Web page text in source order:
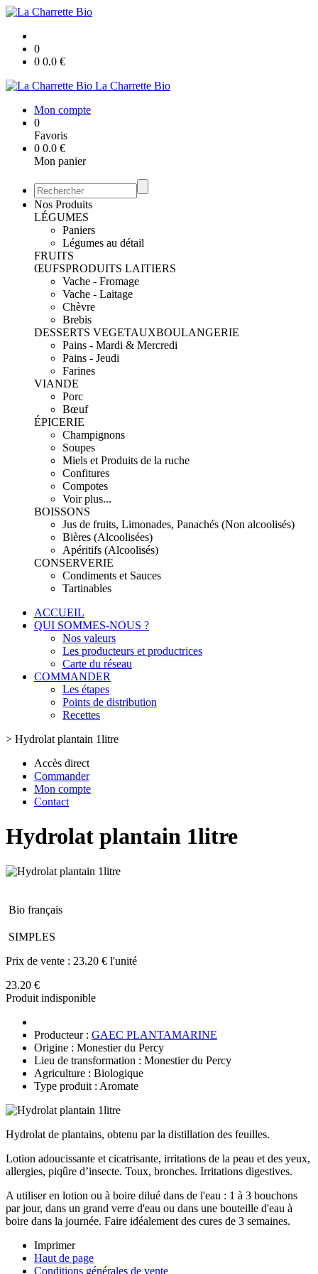
0
0 0.0 €
La Charrette Bio
Mon compte
0
Favoris
0 0.0 €
Mon panier
Nos Produits
LÉGUMES
Paniers
Légumes au détail
FRUITS
ŒUFSPRODUITS LAITIERS
Vache - Fromage
Vache - Laitage
Chèvre
Brebis
DESSERTS VEGETAUXBOULANGERIE
Pains - Mardi & Mercredi
Pains - Jeudi
Farines
VIANDE
Porc
Bœuf
ÉPICERIE
Champignons
Soupes
Miels et Produits de la ruche
Confitures
Compotes
Voir plus...
BOISSONS
Jus de fruits, Limonades, Panachés (Non alcoolisés)
Bières (Alcoolisées)
Apéritifs (Alcoolisés)
CONSERVERIE
Condiments et Sauces
Tartinables
ACCUEIL
QUI SOMMES-NOUS ?
Nos valeurs
Les producteurs et productrices
Carte du réseau
COMMANDER
Les étapes
Points de distribution
Recettes
> Hydrolat plantain 1litre
Accès direct
Commander
Mon compte
Contact
Hydrolat plantain 1litre
Bio français
SIMPLES
Prix de vente : 23.20 € l'unité
23.20 €
Produit indisponible
Producteur : GAEC PLANTAMARINE
Origine : Monestier du Percy
Lieu de transformation : Monestier du Percy
Agriculture : Biologique
Type produit : Aromate
Hydrolat de plantains, obtenu par la distillation des feuilles.
Lotion adoucissante et cicatrisante, irritations de la peau et des yeux,
allergies, piqûre d’insecte. Toux, bronches. Irritations digestives.
A utiliser en lotion ou à boire dilué dans de l'eau : 1 à 3 bouchons
par jour, dans un grand verre d'eau ou dans une bouteille d'eau à
boire dans la journée. Faire idéalement des cures de 3 semaines.
Imprimer
Haut de page
Conditions générales de vente